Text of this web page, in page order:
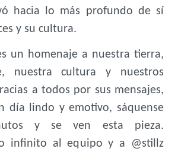
hacia lo más profundo de sí
y su cultura.
un homenaje a nuestra tierra,
nuestra cultura y nuestros
a todos por sus mensajes,
día lindo y emotivo, sáquense
y se ven esta pieza.
infinito al equipo y a @stillz